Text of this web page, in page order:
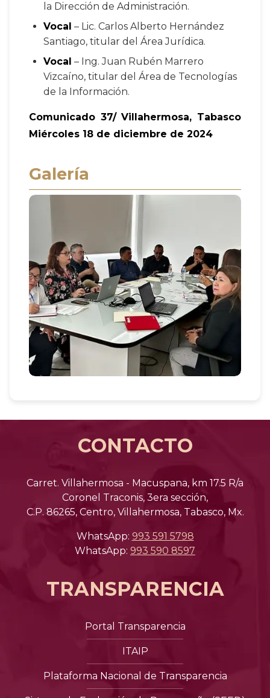
la Dirección de Administración.
Vocal – Lic. Carlos Alberto Hernández
Santiago, titular del Área Jurídica.
Vocal – Ing. Juan Rubén Marrero
Vizcaíno, titular del Área de Tecnologías
de la Información.
Comunicado 37/ Villahermosa, Tabasco
Miércoles 18 de diciembre de 2024
Galería
CONTACTO
Carret. Villahermosa - Macuspana, km 17.5 R/a
Coronel Traconis, 3era sección,
C.P. 86265, Centro, Villahermosa, Tabasco, Mx.
WhatsApp: 993 591 5798
WhatsApp: 993 590 8597
TRANSPARENCIA
Portal Transparencia
ITAIP
Plataforma Nacional de Transparencia